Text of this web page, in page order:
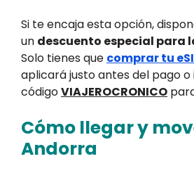
Si te encaja esta opción,
un descuento especial para
Solo tienes que comprar tu
aplicará justo antes del pago
códigoVIAJEROCRONICO
Cómo llegar y
Andorra